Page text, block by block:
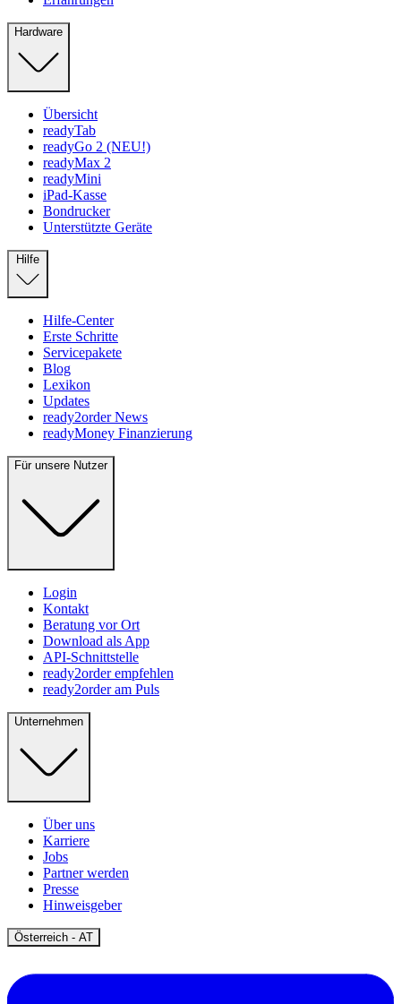
Hardware
Übersicht
readyTab
readyGo 2 (NEU!)
readyMax 2
readyMini
iPad-Kasse
Bondrucker
Unterstützte Geräte
Hilfe-Center
Erste Schritte
Servicepakete
Blog
Lexikon
Updates
ready2order News
readyMoney Finanzierung
Für unsere Nutzer
Login
Kontakt
Beratung vor Ort
Download als App
API-Schnittstelle
ready2order empfehlen
ready2order am Puls
Unternehmen
Über uns
Karriere
Jobs
Partner werden
Presse
Hinweisgeber
Österreich - ATOpen